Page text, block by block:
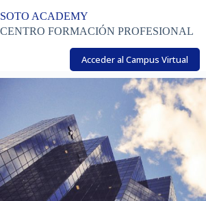
al
contenido
SOTO ACADEMY
CENTRO FORMACIÓN PROFESIONAL
Acceder al Campus Virtual